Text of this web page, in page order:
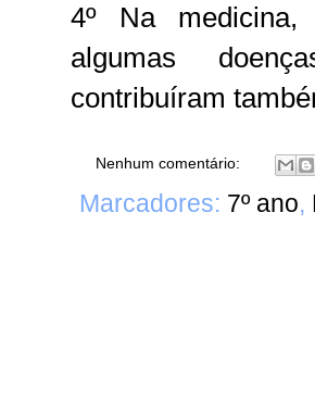
4º Na medicina,
algumas
contribuíram
Nenhum comentário:
Marcadores: 7º ano,